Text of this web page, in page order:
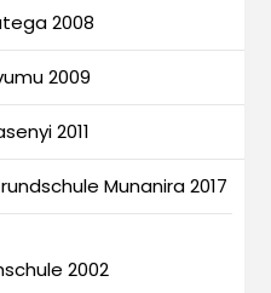
2008
2009
2011
Munanira 2017
2002